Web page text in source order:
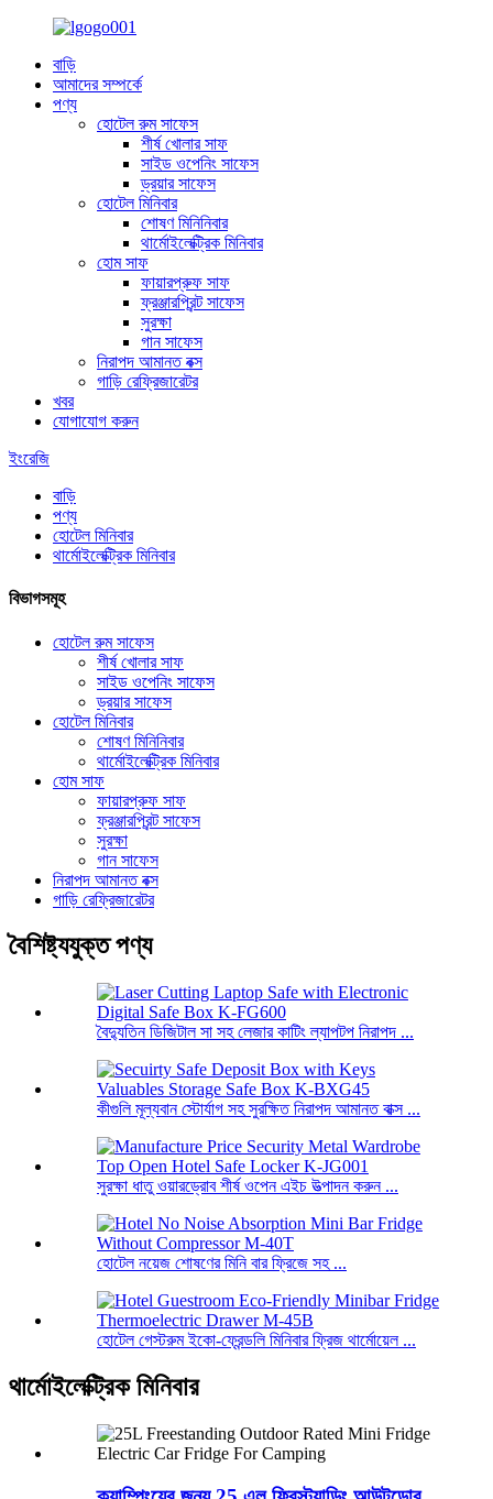
বাড়ি
আমাদের সম্পর্কে
পণ্য
হোটেল রুম সাফেস
শীর্ষ খোলার সাফ
সাইড ওপেনিং সাফেস
ড্রয়ার সাফেস
হোটেল মিনিবার
শোষণ মিনিনিবার
থার্মোইলেক্ট্রিক মিনিবার
হোম সাফ
ফায়ারপ্রুফ সাফ
ফ্রঞ্জারপ্রিন্ট সাফেস
সুরক্ষা
গান সাফেস
নিরাপদ আমানত বক্স
গাড়ি রেফ্রিজারেটর
খবর
যোগাযোগ করুন
ইংরেজি
বাড়ি
পণ্য
হোটেল মিনিবার
থার্মোইলেক্ট্রিক মিনিবার
বিভাগসমূহ
হোটেল রুম সাফেস
শীর্ষ খোলার সাফ
সাইড ওপেনিং সাফেস
ড্রয়ার সাফেস
হোটেল মিনিবার
শোষণ মিনিনিবার
থার্মোইলেক্ট্রিক মিনিবার
হোম সাফ
ফায়ারপ্রুফ সাফ
ফ্রঞ্জারপ্রিন্ট সাফেস
সুরক্ষা
গান সাফেস
নিরাপদ আমানত বক্স
গাড়ি রেফ্রিজারেটর
বৈশিষ্ট্যযুক্ত পণ্য
বৈদ্যুতিন ডিজিটাল সা সহ লেজার কাটিং ল্যাপটপ নিরাপদ ...
কীগুলি মূল্যবান স্টোর্যাগ সহ সুরক্ষিত নিরাপদ আমানত বাক্স ...
সুরক্ষা ধাতু ওয়ারড্রোব শীর্ষ ওপেন এইচ উত্পাদন করুন ...
হোটেল নয়েজ শোষণের মিনি বার ফ্রিজে সহ ...
হোটেল গেস্টরুম ইকো-ফ্রেন্ডলি মিনিবার ফ্রিজ থার্মোয়েল ...
থার্মোইলেক্ট্রিক মিনিবার